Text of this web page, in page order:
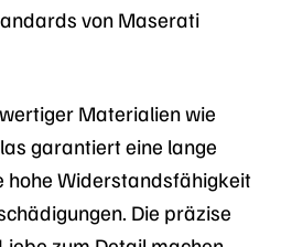
von Maserati
Materialien wie
garantiert eine lange
hohe Widerstandsfähigkeit
Die präzise